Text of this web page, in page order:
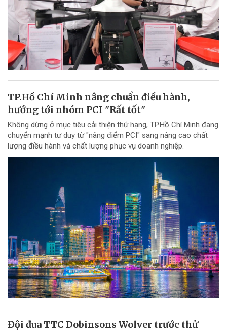
TP.Hồ Chí Minh nâng chuẩn điều hành,
hướng tới nhóm PCI "Rất tốt"
Không dừng ở mục tiêu cải thiện thứ hạng, TP.Hồ Chí Minh đang
chuyển mạnh tư duy từ "nâng điểm PCI" sang nâng cao chất
lượng điều hành và chất lượng phục vụ doanh nghiệp.
Đội đua TTC Dobinsons Wolver trước thử